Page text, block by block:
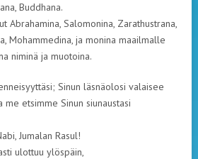
Buddhana.
Abrahamina, Salomonina, Zarathustrana,
Mohammedina, ja monina maailmalle
niminä ja muotoina.
Sinun läsnäolosi valaisee
etsimme Sinun siunaustasi
Jumalan Rasul!
ulottuu ylöspäin,